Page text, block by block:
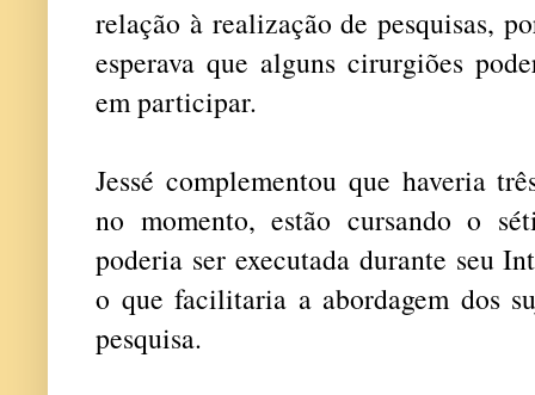
relação à realização de pesquisas,
esperava que alguns cirurgiões
em participar.
Jessé complementou que haveria
no momento, estão cursando o
poderia ser executada durante seu
o que facilitaria a abordagem dos
pesquisa.